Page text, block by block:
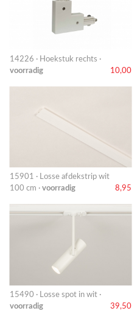
14226 · Hoekstuk rechts ·
voorradig
10,00
15901 · Losse afdekstrip wit
100 cm · voorradig 8,95
15490 · Losse spot in wit ·
voorradig
39,50